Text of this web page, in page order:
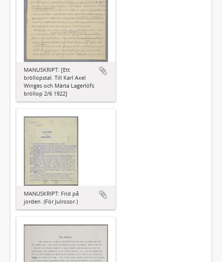
MANUSKRIPT: [Ett
bröllopstal. Till Karl Axel
Winges och Märta Lagerlöfs
bröllop 2/6 1922]
MANUSKRIPT: Frid på
jorden. (För Julrosor.)